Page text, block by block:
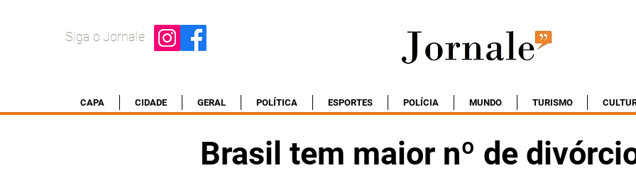
Siga o Jornale
CAPA CIDADE GERAL POLÍTICA ESPORTES POLÍCIA MUNDO TURISMO
Brasil tem maior nº de